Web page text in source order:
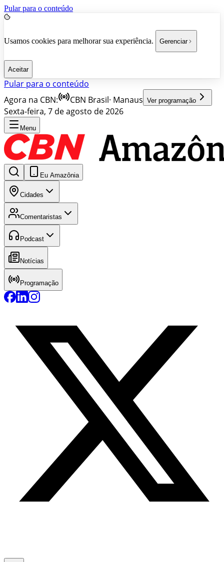
Pular para o conteúdo
Usamos cookies para melhorar sua experiência. Gerenciar
Aceitar
Pular para o conteúdo
Agora na CBN:
CBN Brasil· Manaus Ver programação
Sexta-feira, 7 de agosto de 2026
Menu
Eu Amazônia
Cidades
Comentaristas
Podcast
Notícias
Programação